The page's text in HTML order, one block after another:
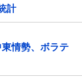
計
情勢、ボラテ